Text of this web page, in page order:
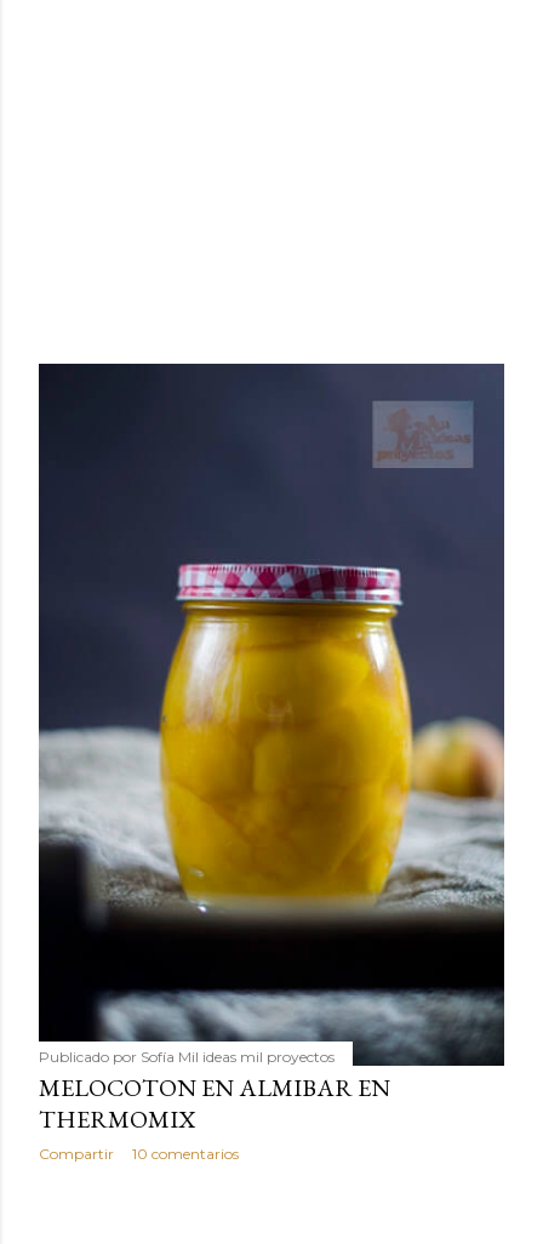
Publicado por Sofía Mil ideas mil proyectos
MELOCOTON EN ALMIBAR EN
THERMOMIX
Compartir 10 comentarios